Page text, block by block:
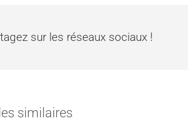
sur les réseaux sociaux !
similaires